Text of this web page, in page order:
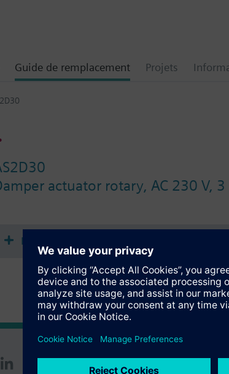
Guide de remplacement Projets
actuator rotary, AC 230 V,
Documentation